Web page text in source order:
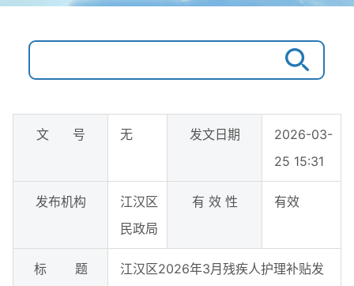
文 号 无 发文日期
2026-03-
25 15:31
发布机构
江汉区
民政局
有 效 性 有效
标 题
江汉区2026年3月残疾人护理补贴发